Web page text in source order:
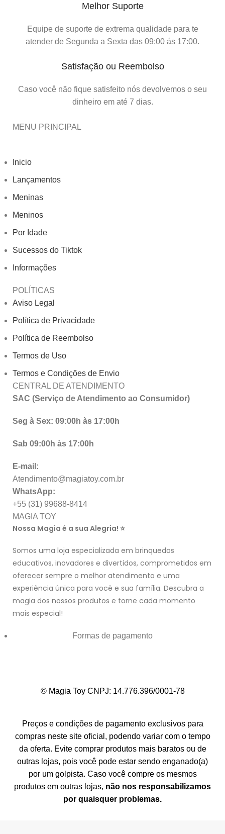
Melhor Suporte
Equipe de suporte de extrema qualidade para te
atender de Segunda a Sexta das 09:00 ás 17:00.
Satisfação ou Reembolso
Caso você não fique satisfeito nós devolvemos o seu
dinheiro em até 7 dias.
MENU PRINCIPAL
Inicio
Lançamentos
Meninas
Meninos
Por Idade
Sucessos do Tiktok
Informações
POLÍTICAS
Aviso Legal
Política de Privacidade
Política de Reembolso
Termos de Uso
Termos e Condições de Envio
CENTRAL DE ATENDIMENTO
SAC (Serviço de Atendimento ao Consumidor)
Seg à Sex: 09:00h às 17:00h
Sab 09:00h às 17:00h
E-mail:
Atendimento@magiatoy.com.br
WhatsApp:
+55 (31) 99688-8414
MAGIA TOY
Nossa Magia é a sua Alegria! ⭐
Somos uma loja especializada em brinquedos
educativos, inovadores e divertidos, comprometidos em
oferecer sempre o melhor atendimento e uma
experiência única para você e sua família. Descubra a
magia dos nossos produtos e torne cada momento
mais especial!
Formas de pagamento
© Magia Toy CNPJ: 14.776.396/0001-78
Preços e condições de pagamento exclusivos para
compras neste site oficial, podendo variar com o tempo
da oferta. Evite comprar produtos mais baratos ou de
outras lojas, pois você pode estar sendo enganado(a)
por um golpista. Caso você compre os mesmos
produtos em outras lojas, não nos responsabilizamos
por quaisquer problemas.